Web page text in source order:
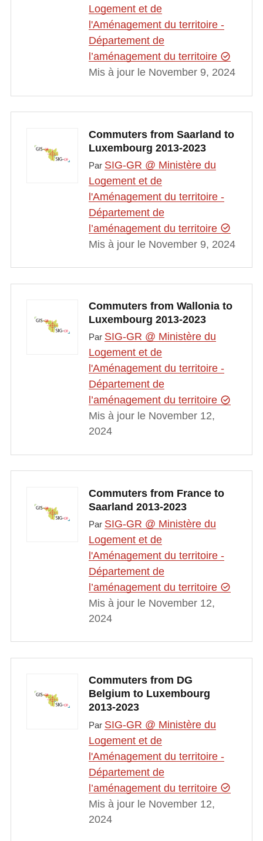
Logement et de
l'Aménagement du territoire -
Département de
l’aménagement du territoire
Mis à jour le November 9, 2024
Commuters from Saarland to
Luxembourg 2013-2023
Par SIG-GR @ Ministère du
Logement et de
l'Aménagement du territoire -
Département de
l’aménagement du territoire
Mis à jour le November 9, 2024
Commuters from Wallonia to
Luxembourg 2013-2023
Par SIG-GR @ Ministère du
Logement et de
l'Aménagement du territoire -
Département de
l’aménagement du territoire
Mis à jour le November 12,
2024
Commuters from France to
Saarland 2013-2023
Par SIG-GR @ Ministère du
Logement et de
l'Aménagement du territoire -
Département de
l’aménagement du territoire
Mis à jour le November 12,
2024
Commuters from DG
Belgium to Luxembourg
2013-2023
Par SIG-GR @ Ministère du
Logement et de
l'Aménagement du territoire -
Département de
l’aménagement du territoire
Mis à jour le November 12,
2024